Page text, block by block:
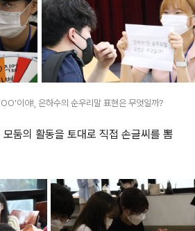
이야!, 은하수의 순우리말 표현은 무엇일까?
둠의 활동을 토대로 직접 손글씨를 뽐